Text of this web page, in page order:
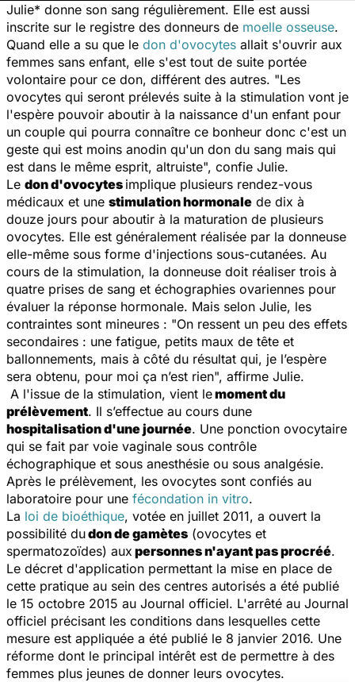
Julie* donne son sang régulièrement. Elle est aussi
inscrite sur le registre des donneurs de moelle osseuse.
Quand elle a su que le don d'ovocytes allait s'ouvrir aux
femmes sans enfant, elle s'est tout de suite portée
volontaire pour ce don, différent des autres. "Les
ovocytes qui seront prélevés suite à la stimulation vont je
l'espère pouvoir aboutir à la naissance d'un enfant pour
un couple qui pourra connaître ce bonheur donc c'est un
geste qui est moins anodin qu'un don du sang mais qui
est dans le même esprit, altruiste", confie Julie.
Le don d'ovocytes implique plusieurs rendez-vous
médicaux et une stimulation hormonale de dix à
douze jours pour aboutir à la maturation de plusieurs
ovocytes. Elle est généralement réalisée par la donneuse
elle-même sous forme d'injections sous-cutanées. Au
cours de la stimulation, la donneuse doit réaliser trois à
quatre prises de sang et échographies ovariennes pour
évaluer la réponse hormonale. Mais selon Julie, les
contraintes sont mineures : "On ressent un peu des effets
secondaires : une fatigue, petits maux de tête et
ballonnements, mais à côté du résultat qui, je l’espère
sera obtenu, pour moi ça n’est rien", affirme Julie.
A l'issue de la stimulation, vient lemoment du
prélèvement. Il s’effectue au cours dune
hospitalisation d'une journée. Une ponction ovocytaire
qui se fait par voie vaginale sous contrôle
échographique et sous anesthésie ou sous analgésie.
Après le prélèvement, les ovocytes sont confiés au
laboratoire pour une fécondation in vitro.
La loi de bioéthique, votée en juillet 2011, a ouvert la
possibilité dudon de gamètes (ovocytes et
spermatozoïdes) aux personnes n'ayant pas procréé.
Le décret d'application permettant la mise en place de
cette pratique au sein des centres autorisés a été publié
le 15 octobre 2015 au Journal officiel. L'arrêté au Journal
officiel précisant les conditions dans lesquelles cette
mesure est appliquée a été publié le 8 janvier 2016. Une
réforme dont le principal intérêt est de permettre à des
femmes plus jeunes de donner leurs ovocytes.